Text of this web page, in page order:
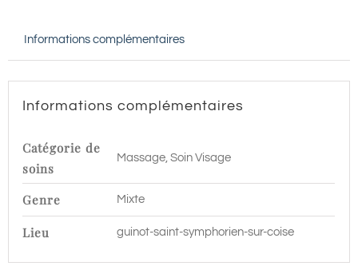
|
Saint
sur
Informations complémentaires
Informations complémentaires
Catégorie de
soins
Massage, Soin Visage
Genre Mixte
Lieu guinot-saint-symphorien-sur-coise